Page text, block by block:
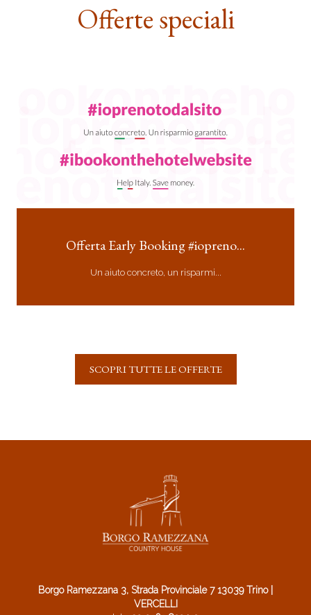
Offerte speciali
Offerta Early Booking #iopreno...
Un aiuto concreto, un risparmi...
SCOPRI TUTTE LE OFFERTE
Borgo Ramezzana 3, Strada Provinciale 7 13039 Trino |
VERCELLI